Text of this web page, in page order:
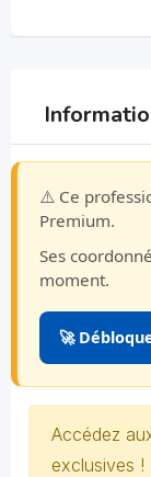
⚠️ Ce
Premium.
Ses
moment.
🚀
Accédez
exclusives !